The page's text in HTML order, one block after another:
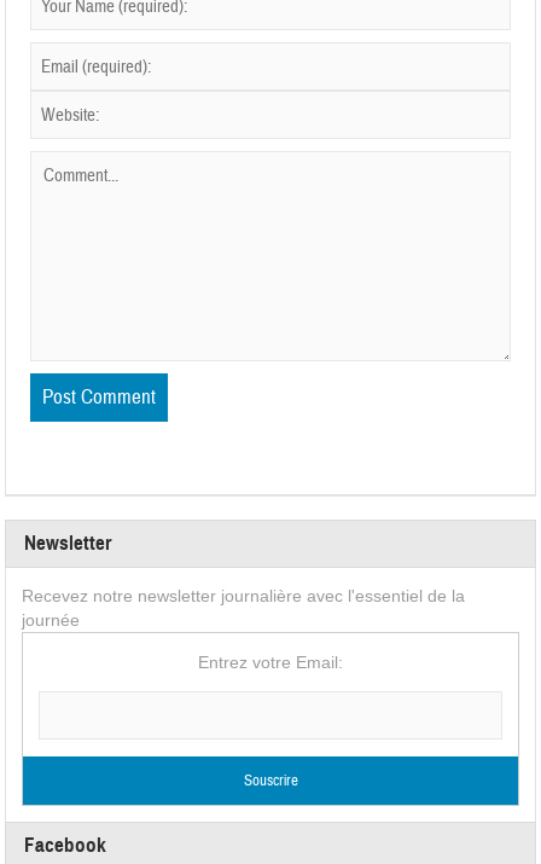
Newsletter
Recevez notre newsletter journalière avec l'essentiel de la
journée
Entrez votre Email:
Facebook